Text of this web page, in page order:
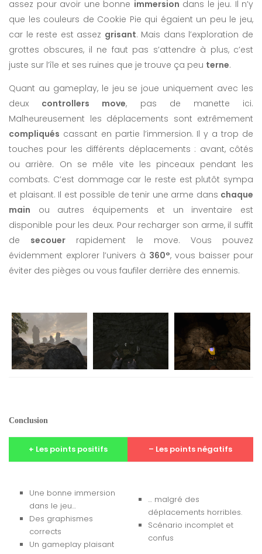
assez pour avoir une bonne immersion dans le jeu. Il n’y
que les couleurs de Cookie Pie qui égaient un peu le jeu,
car le reste est assez grisant. Mais dans l’exploration de
grottes obscures, il ne faut pas s’attendre à plus, c’est
juste sur l’île et ses ruines que je trouve ça peu terne.
Quant au gameplay, le jeu se joue uniquement avec les
deux controllers move, pas de manette ici.
Malheureusement les déplacements sont extrêmement
compliqués cassant en partie l’immersion. Il y a trop de
touches pour les différents déplacements : avant, côtés
ou arrière. On se mêle vite les pinceaux pendant les
combats. C’est dommage car le reste est plutôt sympa
et plaisant. Il est possible de tenir une arme dans chaque
main ou autres équipements et un inventaire est
disponible pour les deux. Pour recharger son arme, il suffit
de secouer rapidement le move. Vous pouvez
évidemment explorer l’univers à 360°, vous baisser pour
éviter des pièges ou vous faufiler derrière des ennemis.
Conclusion
+ Les points positifs – Les points négatifs
Une bonne immersion
dans le jeu…
Des graphismes
corrects
Un gameplay plaisant
… malgré des
déplacements horribles.
Scénario incomplet et
confus